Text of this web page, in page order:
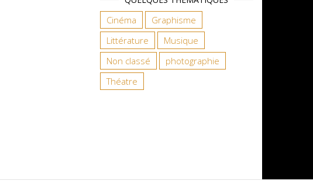
Cinéma
Graphisme
Littérature
Musique
Non classé
photographie
Théatre